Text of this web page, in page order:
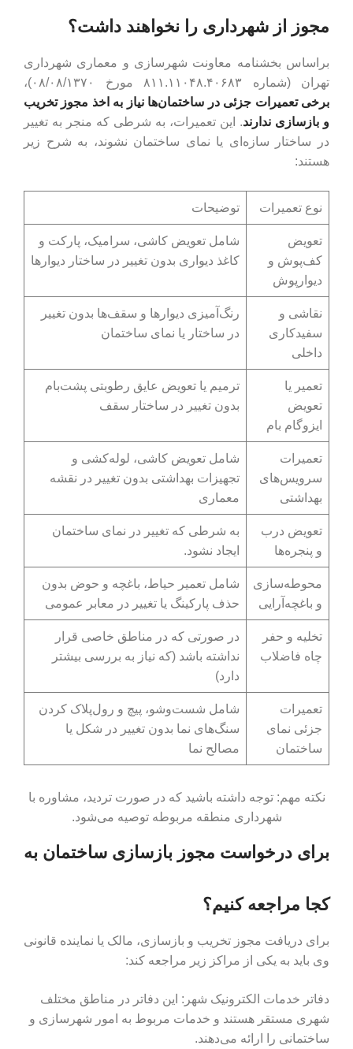
مجوز از شهرداری را نخواهند داشت؟
براساس بخشنامه معاونت شهرسازی و معماری شهرداری
تهران (شماره ۸۱۱.۱۱۰۴۸.۴۰۶۸۳ مورخ ۰۸/۰۸/۱۳۷۰)،
برخی تعمیرات جزئی در ساختمان‌ها نیاز به اخذ مجوز تخریب
و بازسازی ندارند. این تعمیرات، به شرطی که منجر به تغییر
در ساختار سازه‌ای یا نمای ساختمان نشوند، به شرح زیر
هستند:
نوع تعمیرات توضیحات
تعویض
کف‌پوش و
دیوارپوش
شامل تعویض کاشی، سرامیک، پارکت و
کاغذ دیواری بدون تغییر در ساختار دیوارها
نقاشی و
سفیدکاری
داخلی
رنگ‌آمیزی دیوارها و سقف‌ها بدون تغییر
در ساختار یا نمای ساختمان
تعمیر یا
تعویض
ایزوگام بام
ترمیم یا تعویض عایق رطوبتی پشت‌بام
بدون تغییر در ساختار سقف
تعمیرات
سرویس‌های
بهداشتی
شامل تعویض کاشی، لوله‌کشی و
تجهیزات بهداشتی بدون تغییر در نقشه
معماری
تعویض درب
و پنجره‌ها
به شرطی که تغییر در نمای ساختمان
ایجاد نشود.
محوطه‌سازی
و باغچه‌آرایی
شامل تعمیر حیاط، باغچه و حوض بدون
حذف پارکینگ یا تغییر در معابر عمومی
تخلیه و حفر
چاه فاضلاب
در صورتی که در مناطق خاصی قرار
نداشته باشد (که نیاز به بررسی بیشتر
دارد)
تعمیرات
جزئی نمای
ساختمان
شامل شست‌وشو، پیچ و رول‌پلاک کردن
سنگ‌های نما بدون تغییر در شکل یا
مصالح نما
نکته مهم: توجه داشته باشید که در صورت تردید، مشاوره با
شهرداری منطقه مربوطه توصیه می‌شود.
برای درخواست مجوز بازسازی ساختمان به
کجا مراجعه کنیم؟
برای دریافت مجوز تخریب و بازسازی، مالک یا نماینده قانونی
وی باید به یکی از مراکز زیر مراجعه کند:
دفاتر خدمات الکترونیک شهر: این دفاتر در مناطق مختلف
شهری مستقر هستند و خدمات مربوط به امور شهرسازی و
ساختمانی را ارائه می‌دهند.